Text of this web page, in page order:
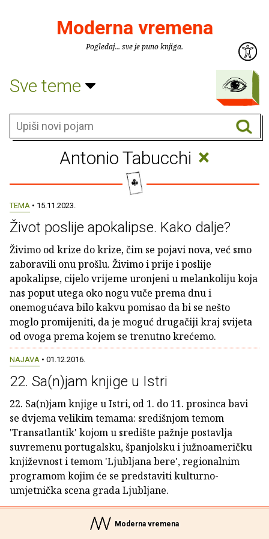
Moderna vremena
Pogledaj... sve je puno knjiga.
Sve teme
Antonio Tabucchi ×
TEMA • 15.11.2023.
Život poslije apokalipse. Kako dalje?
Živimo od krize do krize, čim se pojavi nova, već smo
zaboravili onu prošlu. Živimo i prije i poslije
apokalipse, cijelo vrijeme uronjeni u melankoliju koja
nas poput utega oko nogu vuče prema dnu i
onemogućava bilo kakvu pomisao da bi se nešto
moglo promijeniti, da je moguć drugačiji kraj svijeta
od ovoga prema kojem se trenutno krećemo.
NAJAVA • 01.12.2016.
22. Sa(n)jam knjige u Istri
22. Sa(n)jam knjige u Istri, od 1. do 11. prosinca bavi
se dvjema velikim temama: središnjom temom
'Transatlantik' kojom u središte pažnje postavlja
suvremenu portugalsku, španjolsku i južnoameričku
književnost i temom 'Ljubljana bere', regionalnim
programom kojim će se predstaviti kulturno-
umjetnička scena grada Ljubljane.
Moderna vremena